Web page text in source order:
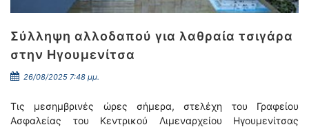
Σύλληψη αλλοδαπού για λαθραία τσιγάρα
στην Ηγουμενίτσα
26/08/2025 7:48 μμ.
Τις μεσημβρινές ώρες σήμερα, στελέχη του Γραφείου
Ασφαλείας του Κεντρικού Λιμεναρχείου Ηγουμενίτσας